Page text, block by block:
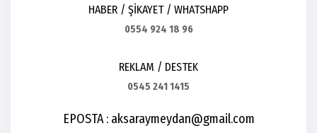
HABER / ŞİKAYET / WHATSHAPP
0554 924 18 96
REKLAM / DESTEK
0545 241 1415
EPOSTA : aksaraymeydan@gmail.com